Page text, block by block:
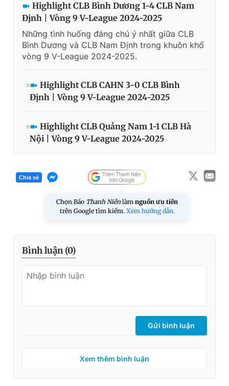
Highlight CLB Bình Dương 1-4 CLB Nam
Định | Vòng 9 V-League 2024-2025
Những tình huống đáng chú ý nhất giữa CLB
Bình Dương và CLB Nam Định trong khuôn khổ
vòng 9 V-League 2024-2025.
Highlight CLB CAHN 3-0 CLB Bình
Định | Vòng 9 V-League 2024-2025
Highlight CLB Quảng Nam 1-1 CLB Hà
Nội | Vòng 9 V-League 2024-2025
Chia sẻ
Chọn Báo Thanh Niên làm nguồn ưu tiên
trên Google tìm kiếm. Xem hướng dẫn.
Bình luận (0)
Gửi bình luận
Xem thêm bình luận